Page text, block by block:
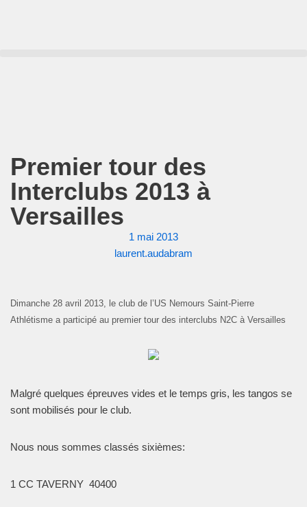
Premier tour des
Interclubs 2013 à
Versailles
1 mai 2013
laurent.audabram
Dimanche 28 avril 2013, le club de l’US Nemours Saint-Pierre
Athlétisme a participé au premier tour des interclubs N2C à Versailles
Malgré quelques épreuves vides et le temps gris, les tangos se
sont mobilisés pour le club.
Nous nous sommes classés sixièmes:
1 CC TAVERNY 40400